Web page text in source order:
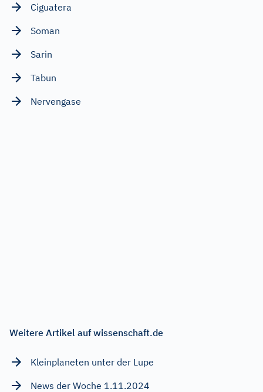
Ciguatera
Soman
Sarin
Tabun
Nervengase
Weitere Artikel auf wissenschaft.de
Kleinplaneten unter der Lupe
News der Woche 1.11.2024